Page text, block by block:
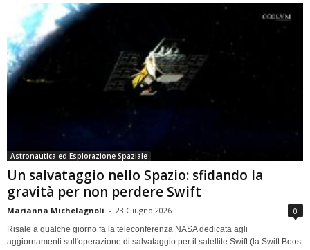
Astronautica ed Esplorazione Spaziale
Un salvataggio nello Spazio: sfidando la
gravità per non perdere Swift
Marianna Michelagnoli - 23 Giugno 2026 0
Risale a qualche giorno fa la teleconferenza NASA dedicata agli
aggiornamenti sull'operazione di salvataggio per il satellite Swift (la Swift Boost